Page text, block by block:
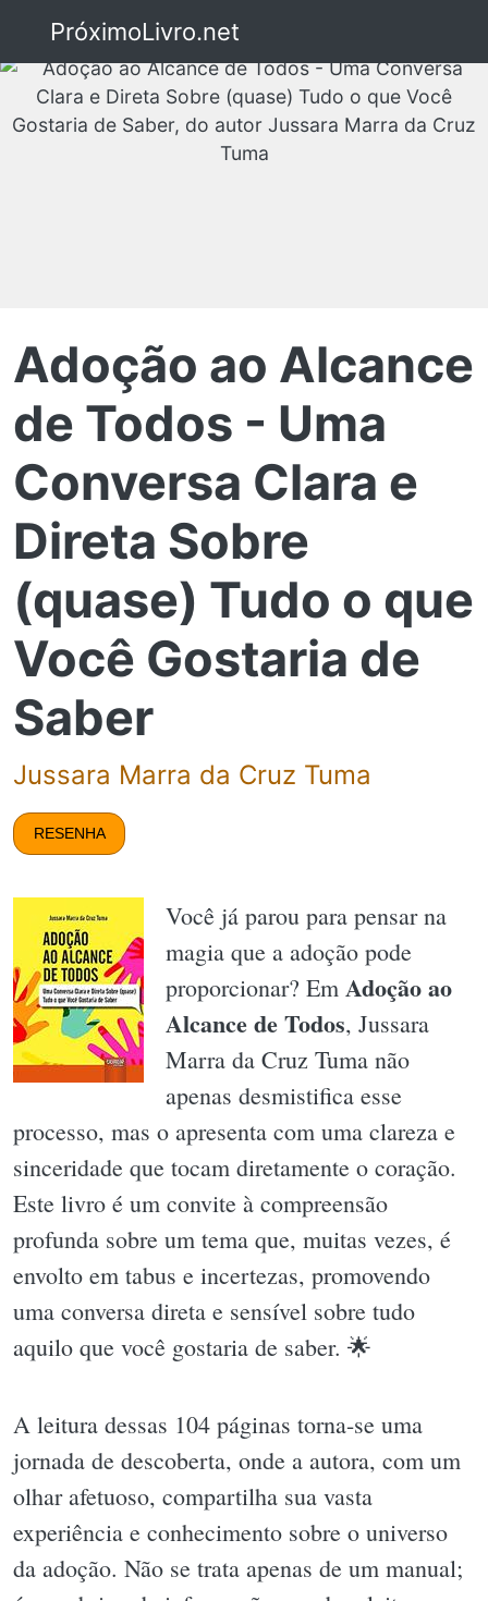
PróximoLivro.net
Adoção ao Alcance
de Todos - Uma
Conversa Clara e
Direta Sobre
(quase) Tudo o que
Você Gostaria de
Saber
Jussara Marra da Cruz Tuma
RESENHA
Você já parou para pensar na
magia que a adoção pode
proporcionar? Em Adoção ao
Alcance de Todos, Jussara
Marra da Cruz Tuma não
apenas desmistifica esse
processo, mas o apresenta com uma clareza e
sinceridade que tocam diretamente o coração.
Este livro é um convite à compreensão
profunda sobre um tema que, muitas vezes, é
envolto em tabus e incertezas, promovendo
uma conversa direta e sensível sobre tudo
aquilo que você gostaria de saber. 🌟
A leitura dessas 104 páginas torna-se uma
jornada de descoberta, onde a autora, com um
olhar afetuoso, compartilha sua vasta
experiência e conhecimento sobre o universo
da adoção. Não se trata apenas de um manual;